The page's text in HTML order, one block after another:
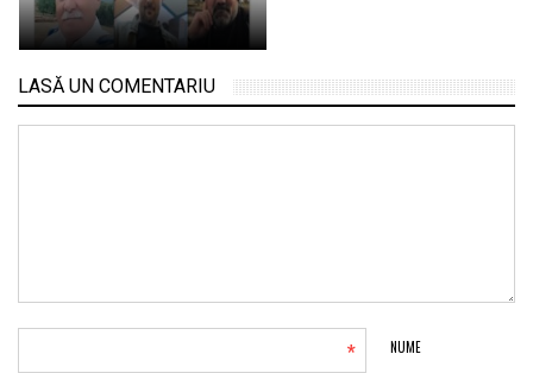
LASĂ UN COMENTARIU
NUME
*